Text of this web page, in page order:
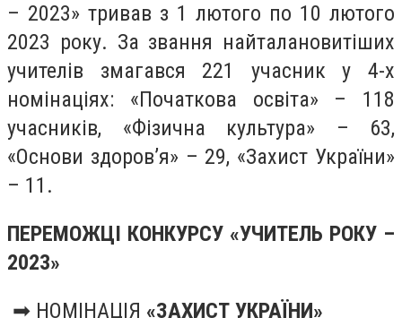
– 2023» тривав з 1 лютого по 10 лютого
2023 року. За звання найталановитіших
учителів змагався 221 учасник у 4-х
номінаціях: «Початкова освіта» – 118
учасників, «Фізична культура» – 63,
«Основи здоров’я» – 29, «Захист України»
– 11.
ПЕРЕМОЖЦІ КОНКУРСУ «УЧИТЕЛЬ РОКУ –
2023»
➡ НОМІНАЦІЯ «ЗАХИСТ УКРАЇНИ»